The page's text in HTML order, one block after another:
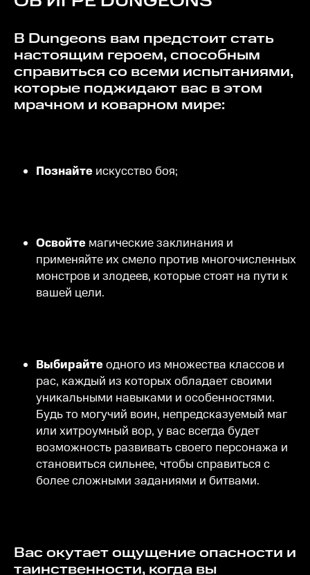
В Dungeons вам предстоит стать
настоящим героем, способным
справиться со всеми испытаниями,
которые поджидают вас в этом
мрачном и коварном мире:
Познайте искусство боя;
Освойте магические заклинания и
применяйте их смело против многочисленных
монстров и злодеев, которые стоят на пути к
вашей цели.
Выбирайтеодного из множества классов и
рас, каждый из которых обладает своими
уникальными навыками и особенностями.
Будь то могучий воин, непредсказуемый маг
или хитроумный вор, у вас всегда будет
возможность развивать своего персонажа и
становиться сильнее, чтобы справиться с
более сложными заданиями и битвами.
Вас окутает ощущение опасности и
таинственности, когда вы